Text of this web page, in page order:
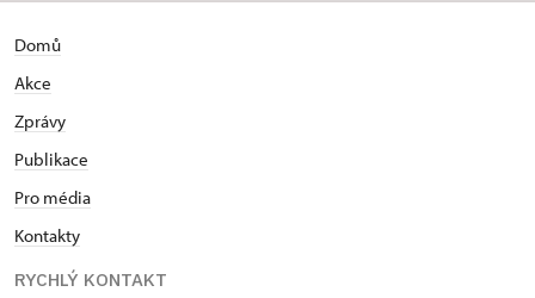
Domů
Akce
Zprávy
Publikace
Pro média
Kontakty
RYCHLÝ KONTAKT